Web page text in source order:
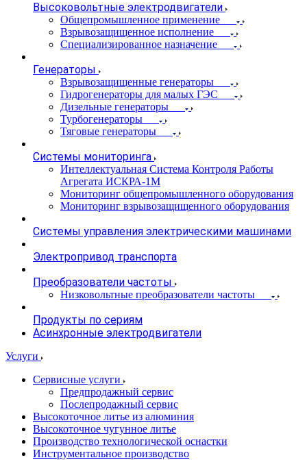
Высоковольтные электродвигатели
Общепромышленное применение
Взрывозащищенное исполнение
Специализированное назначение
Генераторы
Взрывозащищенные генераторы
Гидрогенераторы для малых ГЭС
Дизельные генераторы
Турбогенераторы
Тяговые генераторы
Системы мониторинга
Интеллектуальная Система Контроля Работы
Агрегата ИСКРА-1М
Мониторинг общепромышленного оборудования
Мониторинг взрывозащищенного оборудования
Системы управления электрическими машинами
Электропривод транспорта
Преобразователи частоты
Низковольтные преобразователи частоты
Продукты по сериям
Асинхронные электродвигатели
Услуги
Сервисные услуги
Предпродажный сервис
Послепродажный сервис
Высокоточное литье из алюминия
Высокоточное чугунное литье
Производство технологической оснастки
Инструментальное производство